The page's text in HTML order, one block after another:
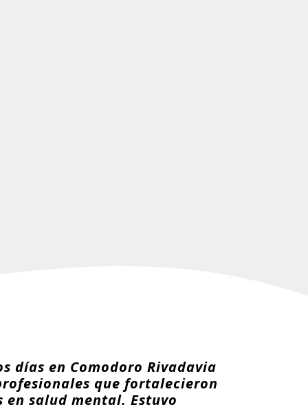
días en Comodoro Rivadavia
que fortalecieron
salud mental. Estuvo